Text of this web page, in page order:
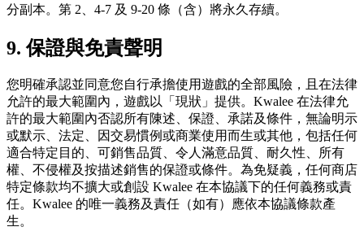
分副本。第 2、4-7 及 9-20 條（含）將永久存續。
9. 保證與免責聲明
您明確承認並同意您自行承擔使用遊戲的全部風險，且在法律
允許的最大範圍內，遊戲以「現狀」提供。Kwalee 在法律允
許的最大範圍內否認所有陳述、保證、承諾及條件，無論明示
或默示、法定、因交易慣例或商業使用而生或其他，包括任何
適合特定目的、可銷售品質、令人滿意品質、耐久性、所有
權、不侵權及按描述銷售的保證或條件。為免疑義，任何商店
特定條款均不擴大或創設 Kwalee 在本協議下的任何義務或責
任。Kwalee 的唯一義務及責任（如有）應依本協議條款產
生。